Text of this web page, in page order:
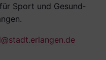
Sport und Gesund­